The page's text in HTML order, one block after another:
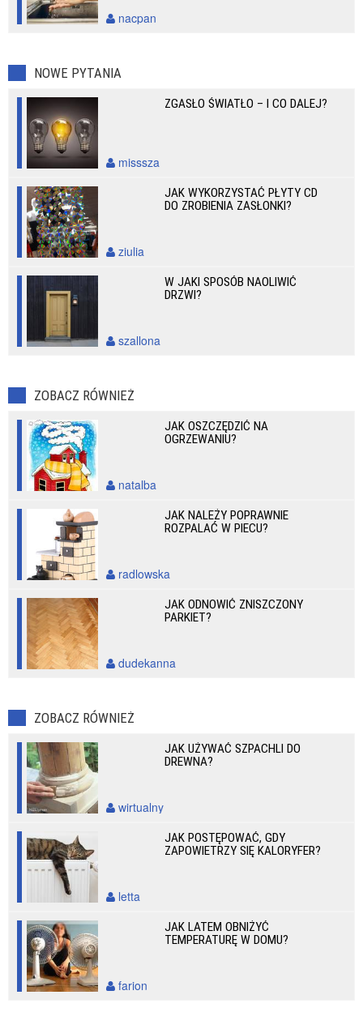
nacpan
NOWE PYTANIA
ZGASŁO ŚWIATŁO – I CO DALEJ?
misssza
JAK WYKORZYSTAĆ PŁYTY CD
DO ZROBIENIA ZASŁONKI?
ziulia
W JAKI SPOSÓB NAOLIWIĆ
DRZWI?
szallona
ZOBACZ RÓWNIEŻ
JAK OSZCZĘDZIĆ NA
OGRZEWANIU?
natalba
JAK NALEŻY POPRAWNIE
ROZPALAĆ W PIECU?
radlowska
JAK ODNOWIĆ ZNISZCZONY
PARKIET?
dudekanna
ZOBACZ RÓWNIEŻ
JAK UŻYWAĆ SZPACHLI DO
DREWNA?
wirtualny
JAK POSTĘPOWAĆ, GDY
ZAPOWIETRZY SIĘ KALORYFER?
letta
JAK LATEM OBNIŻYĆ
TEMPERATURĘ W DOMU?
farion